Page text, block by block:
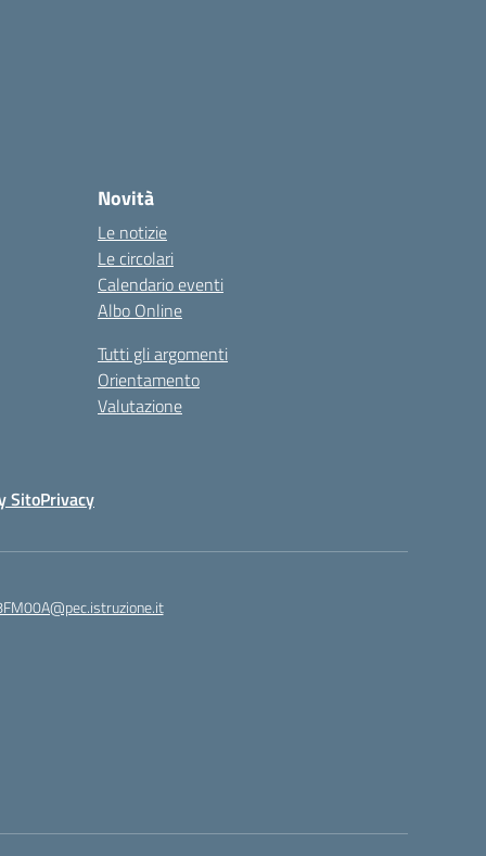
Novità
Le notizie
Le circolari
Calendario eventi
Albo Online
Tutti gli argomenti
Orientamento
Valutazione
SitoPrivacy